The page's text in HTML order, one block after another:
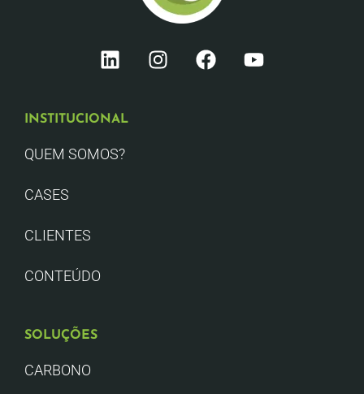
INSTITUCIONAL
QUEM SOMOS?
CASES
CLIENTES
CONTEÚDO
SOLUÇÕES
CARBONO